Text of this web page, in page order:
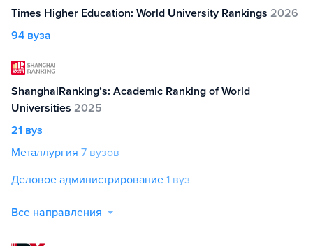
Times Higher Education: World University Rankings 2026
94 вуза
ShanghaiRanking’s: Academic Ranking of World
Universities 2025
21 вуз
Металлургия 7 вузов
Деловое администрирование 1 вуз
Все направления